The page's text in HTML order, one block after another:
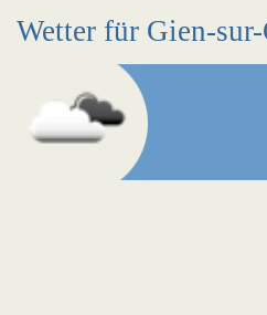
Wetter für Gien-